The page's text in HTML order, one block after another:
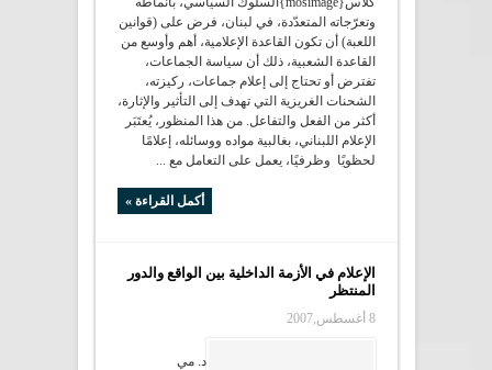
وتعرّجاته المتعدّدة، في لبنان، فرض على (قوانين
اللعبة) أن تكون القاعدة الإعلامية، أهم وأوسع من
القاعدة الشعبية، ذلك أن سياسة الجماعات،
تفترض أو تحتاج إلى إعلام جماعات، ركيزته،
الشحنات الغريزية التي تهدف إلى التأثير والإثارة،
أكثر من الفعل والتفاعل. من هذا المنظور، يُعتَبَر
الإعلام اللبناني، بغالبية مواده ووسائله، إعلامًا
لحظويًا وظرفيًا، يعمل على التعامل مع ...
أكمل القراءة »
الإعلام في الأزمة الداخلية بين الواقع والدور
المنتظر
8 أغسطس,2007
د. مي